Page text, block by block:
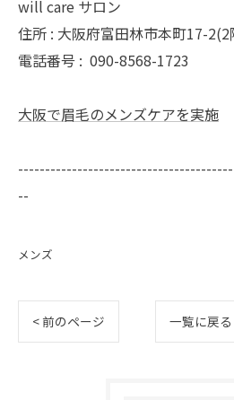
will care サロン
住所 : 大阪府富田林市本町17-2(2
電話番号 : 090-8568-1723
大阪で眉毛のメンズケアを実施
--
メンズ
< 前のページ 一覧に戻る